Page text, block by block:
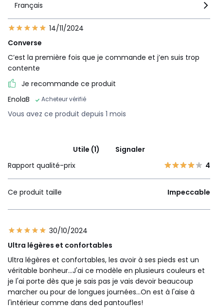
Français
14/11/2024
Converse
C’est la première fois que je commande et j’en suis trop
contente
Je recommande ce produit
EnolaB
Acheteur vérifié
Vous avez ce produit depuis 1 mois
Utile (1)
Signaler
Rapport qualité-prix
4
Ce produit taille Impeccable
30/10/2024
Ultra légères et confortables
Ultra légères et confortables, les avoir à ses pieds est un
véritable bonheur...J'ai ce modèle en plusieurs couleurs et
je l'ai porte dès que je sais pas je vais devoir beaucoup
marcher ou pour de longues journées...On est à l'aise à
l'intérieur comme dans ded pantoufles!